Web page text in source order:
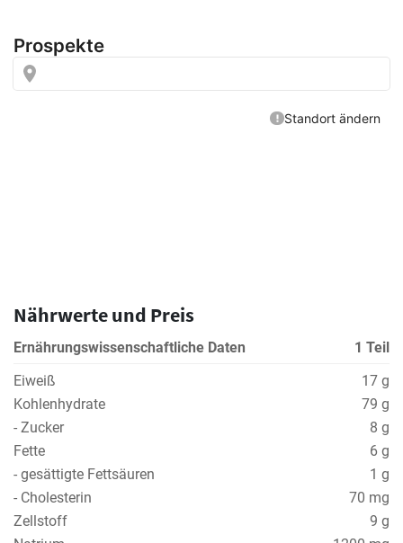
Nährwerte und Preis
Ernährungswissenschaftliche Daten
1 Teil
Eiweiß
17 g
Kohlenhydrate
79 g
- Zucker
8 g
Fette
6 g
- gesättigte Fettsäuren
1 g
- Cholesterin
70 mg
Zellstoff
9 g